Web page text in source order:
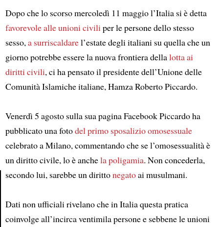
Dopo che lo scorso mercoledì 11 maggio l’Italia si è detta
favorevole alle unioni civiliper le persone dello stesso
sesso,a surriscaldarel’estate degli italiani su quella che un
giorno potrebbe essere la nuova frontiera dellalotta ai
diritti civili, ci ha pensato il presidente dell’Unione delle
Comunità Islamiche italiane, Hamza Roberto Piccardo.
Venerdì 5 agosto sulla sua pagina Facebook Piccardo ha
pubblicato una fotodel primo sposalizio omosessuale
celebrato a Milano, commentando che se l’omosessualità è
un diritto civile, lo è anchela poligamia. Non concederla,
secondo lui, sarebbe un dirittonegatoai musulmani.
Dati non ufficiali rivelano che in Italia questa pratica
coinvolge all’incirca ventimila persone e sebbene le unioni